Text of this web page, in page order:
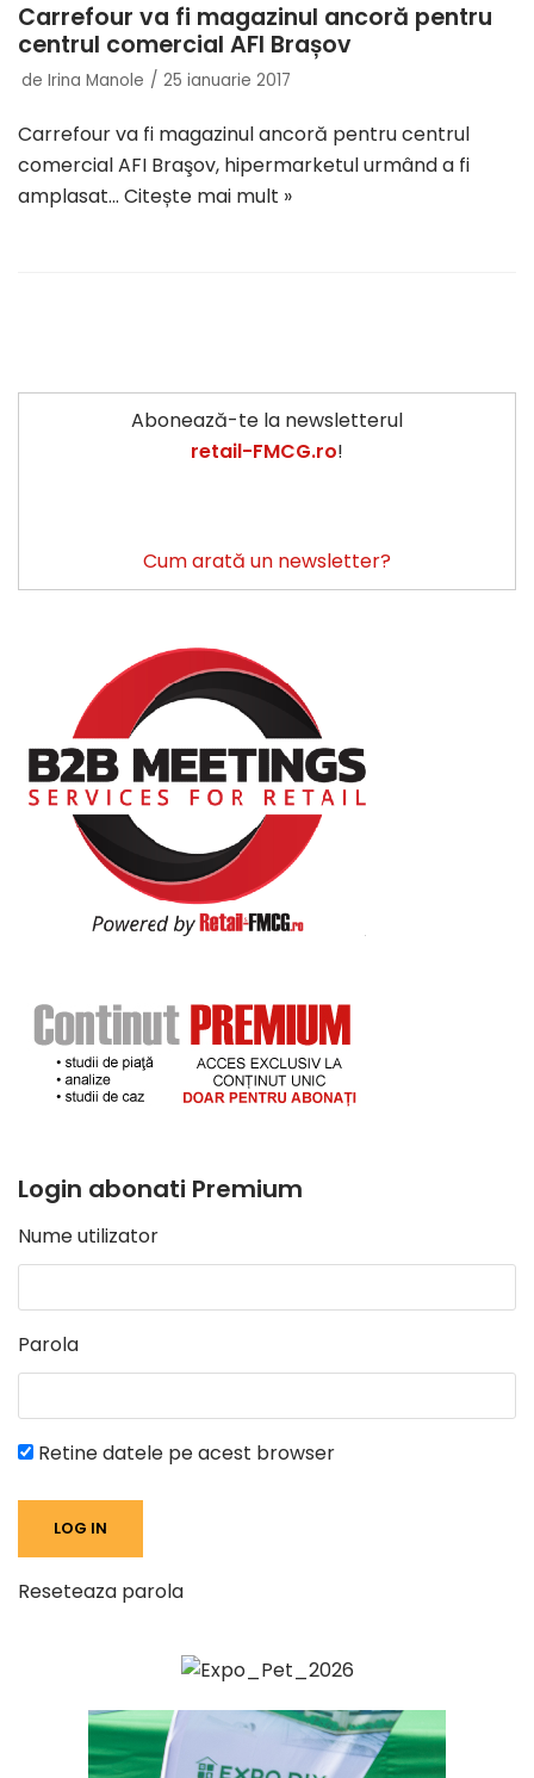
Carrefour va fi magazinul ancoră pentru
centrul comercial AFI Brașov
de Irina Manole 25 ianuarie 2017
Carrefour va fi magazinul ancoră pentru centrul
comercial AFI Braşov, hipermarketul urmând a fi
amplasat… Citește mai mult »
Abonează-te la newsletterul
retail-FMCG.ro!
Cum arată un newsletter?
Login abonati Premium
Nume utilizator
Parola
Retine datele pe acest browser
Reseteaza parola